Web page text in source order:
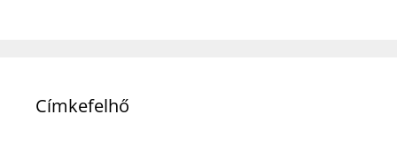
Címkefelhő